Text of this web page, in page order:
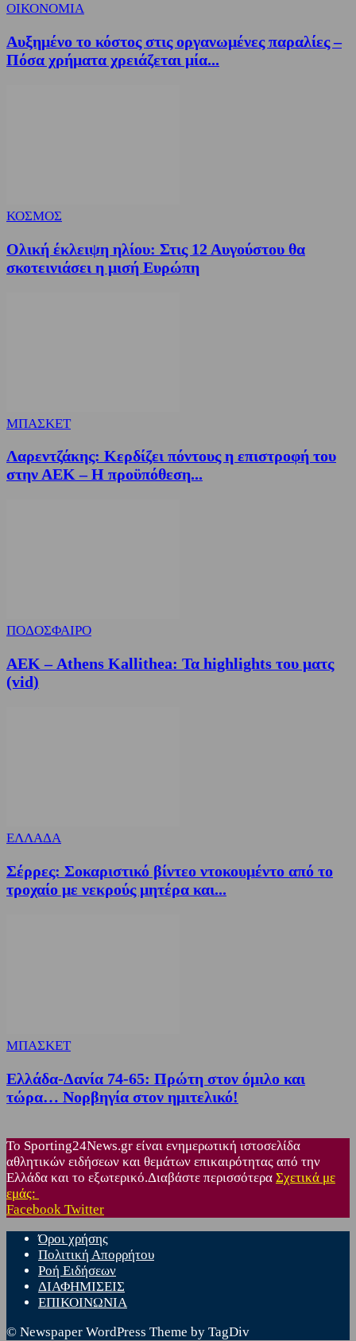
ΟΙΚΟΝΟΜΙΑ
Αυξημένο το κόστος στις οργανωμένες παραλίες –
Πόσα χρήματα χρειάζεται μία...
ΚΟΣΜΟΣ
Ολική έκλειψη ηλίου: Στις 12 Αυγούστου θα
σκοτεινιάσει η μισή Ευρώπη
ΜΠΑΣΚΕΤ
Λαρεντζάκης: Κερδίζει πόντους η επιστροφή του
στην ΑΕΚ – Η προϋπόθεση...
ΠΟΔΟΣΦΑΙΡΟ
ΑΕΚ – Athens Kallithea: Τα highlights του ματς
(vid)
ΕΛΛΑΔΑ
Σέρρες: Σοκαριστικό βίντεο ντοκουμέντο από το
τροχαίο με νεκρούς μητέρα και...
ΜΠΑΣΚΕΤ
Ελλάδα-Δανία 74-65: Πρώτη στον όμιλο και
τώρα… Νορβηγία στον ημιτελικό!
Το Sporting24News.gr είναι ενημερωτική ιστοσελίδα
αθλητικών ειδήσεων και θεμάτων επικαιρότητας από την
Ελλάδα και το εξωτερικό.Διαβάστε περισσότερα Σχετικά με
εμάς:
Facebook Twitter
Όροι χρήσης
Πολιτική Απορρήτου
Ροή Ειδήσεων
ΔΙΑΦΗΜΙΣΕΙΣ
ΕΠΙΚΟΙΝΩΝΙΑ
© Newspaper WordPress Theme by TagDiv